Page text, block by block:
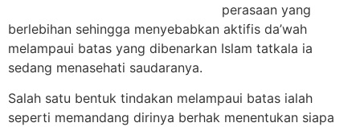
perasaan yang
berlebihan sehingga menyebabkan aktifis da’wah
melampaui batas yang dibenarkan Islam tatkala ia
sedang menasehati saudaranya.
Salah satu bentuk tindakan melampaui batas ialah
seperti memandang dirinya berhak menentukan siapa